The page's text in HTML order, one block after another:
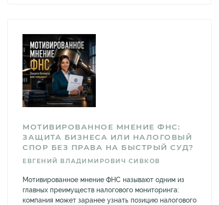
МОТИВИРОВАННОЕ МНЕНИЕ ФНС:
ЗАЩИТА БИЗНЕСА ИЛИ НАЛОГОВЫЙ
СПОР БЕЗ ПРАВА НА БЫСТРЫЙ СУД?
ЕВГЕНИЙ ВЛАДИМИРОВИЧ СИВКОВ
Мотивированное мнение ФНС называют одним из
главных преимуществ налогового мониторинга:
компания может заранее узнать позицию налогового